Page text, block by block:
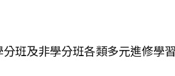
班及非學分班各類多元進修學